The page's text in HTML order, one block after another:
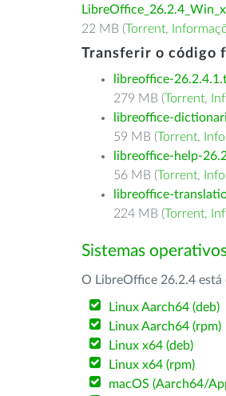
22 MB (Torrent,
Transferir o código
libreoffice-
279 MB (Torrent,
libreoffice-
59 MB (Torrent,
libreoffice-help-
56 MB (Torrent,
libreoffice-
224 MB (Torrent,
Sistemas
O LibreOffice 26.2.4 está
Linux Aarch64 (deb)
Linux Aarch64 (rpm)
Linux x64 (deb)
Linux x64 (rpm)
macOS (Aarch64/